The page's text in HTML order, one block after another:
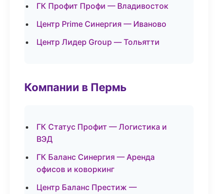
ГК Профит Профи — Владивосток
Центр Prime Синергия — Иваново
Центр Лидер Group — Тольятти
Компании в Пермь
ГК Статус Профит — Логистика и
ВЭД
ГК Баланс Синергия — Аренда
офисов и коворкинг
Центр Баланс Престиж —